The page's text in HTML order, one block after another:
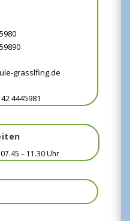
grasslfing.de
4445981
.45 – 11.30 Uhr